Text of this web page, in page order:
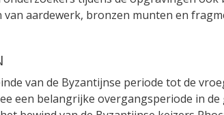
aardewerk, bronzen munten en
van de Byzantijnse periode tot de
een belangrijke overgangsperiode in de